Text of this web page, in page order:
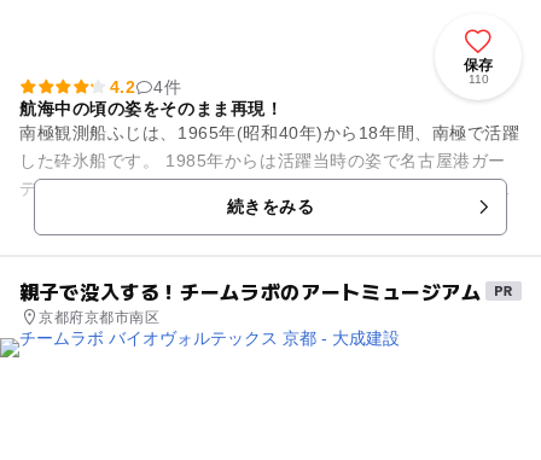
保存
110
4.2
4件
航海中の頃の姿をそのまま再現！
南極観測船ふじは、1965年(昭和40年)から18年間、南極で活躍
した砕氷船です。 1985年からは活躍当時の姿で名古屋港ガー
デンふ頭に係留され、南極観測船や南極について学べる施設と
続きをみる
親子で没入する！チームラボのアートミュージアム
京都府京都市南区